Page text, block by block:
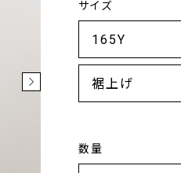
サイズ
裾上げ
数量